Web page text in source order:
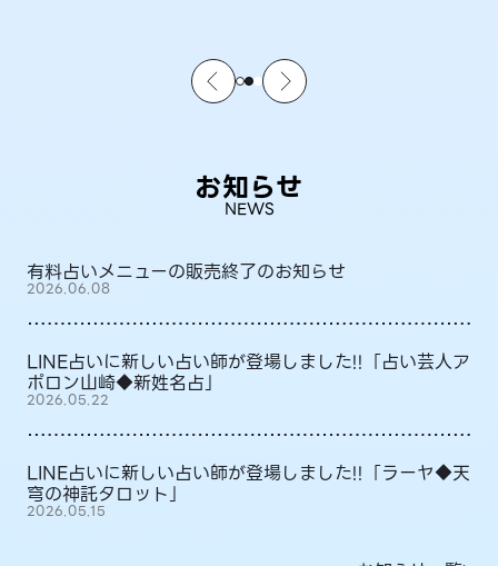
お知らせ
NEWS
有料占いメニューの販売終了のお知らせ
2026.06.08
LINE占いに新しい占い師が登場しました!!「占い芸人ア
ポロン山崎◆新姓名占」
2026.05.22
LINE占いに新しい占い師が登場しました!!「ラーヤ◆天
穹の神託タロット」
2026.05.15